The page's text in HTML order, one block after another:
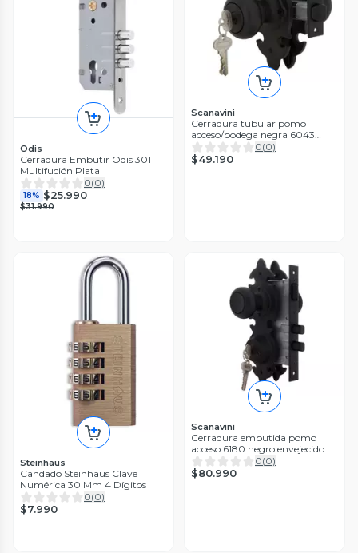
Odis
Cerradura Embutir Odis 301
Multifución Plata
0(0)
18% $25.990
$31.990
Scanavini
Cerradura tubular pomo
acceso/bodega negra 6043
Scanavini
0(0)
$49.190
Steinhaus
Candado Steinhaus Clave
Numérica 30 Mm 4 Dígitos
0(0)
$7.990
Scanavini
Cerradura embutida pomo
acceso 6180 negro envejecido
Scanavini
0(0)
$80.990